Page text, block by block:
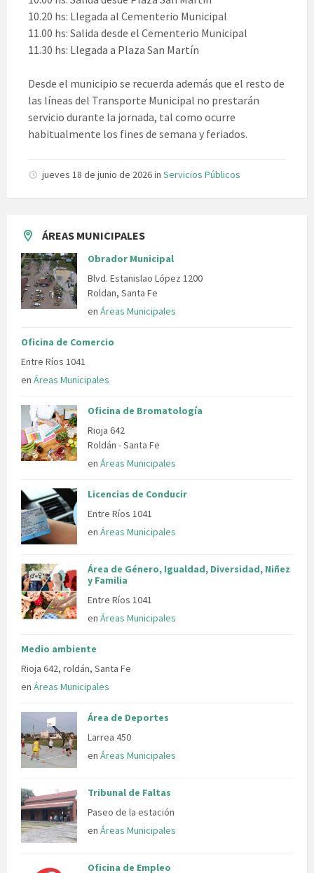
10.20 hs: Llegada al Cementerio Municipal
11.00 hs: Salida desde el Cementerio Municipal
11.30 hs: Llegada a Plaza San Martín
Desde el municipio se recuerda además que el resto de
las líneas del Transporte Municipal no prestarán
servicio durante la jornada, tal como ocurre
habitualmente los fines de semana y feriados.
jueves 18 de junio de 2026in Servicios Públicos
ÁREAS MUNICIPALES
Obrador Municipal
Blvd. Estanislao López 1200
Roldan, Santa Fe
en Áreas Municipales
Oficina de Comercio
Entre Ríos 1041
en Áreas Municipales
Oficina de Bromatología
Rioja 642
Roldán - Santa Fe
en Áreas Municipales
Licencias de Conducir
Entre Ríos 1041
en Áreas Municipales
Área de Género, Igualdad, Diversidad, Niñez
y Familia
Entre Ríos 1041
en Áreas Municipales
Medio ambiente
Rioja 642, roldán, Santa Fe
en Áreas Municipales
Área de Deportes
Larrea 450
en Áreas Municipales
Tribunal de Faltas
Paseo de la estación
en Áreas Municipales
Oficina de Empleo